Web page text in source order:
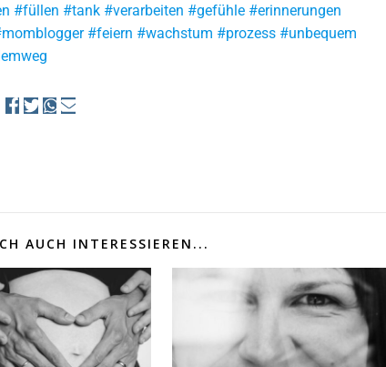
#füllen #tank #verarbeiten #gefühle #erinnerungen
#feiern #wachstum #prozess #unbequem
AUCH INTERESSIEREN...